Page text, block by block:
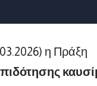
η Πράξη